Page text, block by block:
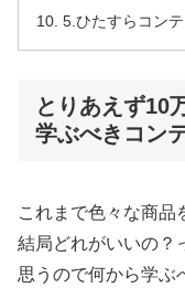
5.ひたすらコン
とりあえず10
学ぶべきコン
これまで色々な商品
結局どれがいいの？
思うので何から学ぶ